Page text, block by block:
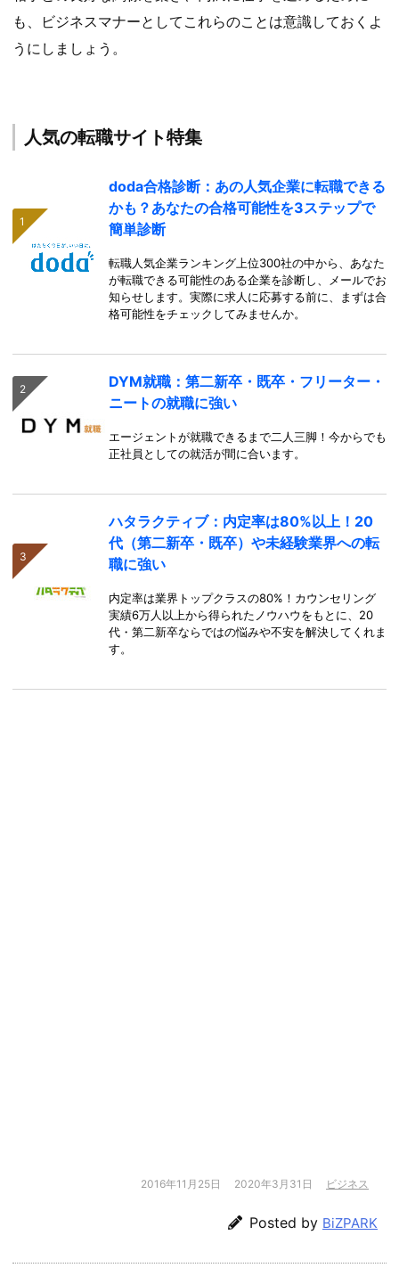
も、ビジネスマナーとしてこれらのことは意識しておくよ
うにしましょう。
人気の転職サイト特集
doda合格診断：あの人気企業に転職できる
かも？あなたの合格可能性を3ステップで
簡単診断
転職人気企業ランキング上位300社の中から、あなた
が転職できる可能性のある企業を診断し、メールでお
知らせします。実際に求人に応募する前に、まずは合
格可能性をチェックしてみませんか。
DYM就職：第二新卒・既卒・フリーター・
ニートの就職に強い
エージェントが就職できるまで二人三脚！今からでも
正社員としての就活が間に合います。
ハタラクティブ：内定率は80%以上！20
代（第二新卒・既卒）や未経験業界への転
職に強い
内定率は業界トップクラスの80%！カウンセリング
実績6万人以上から得られたノウハウをもとに、20
代・第二新卒ならではの悩みや不安を解決してくれま
す。
2016年11月25日 2020年3月31日 ビジネス
Posted by BiZPARK